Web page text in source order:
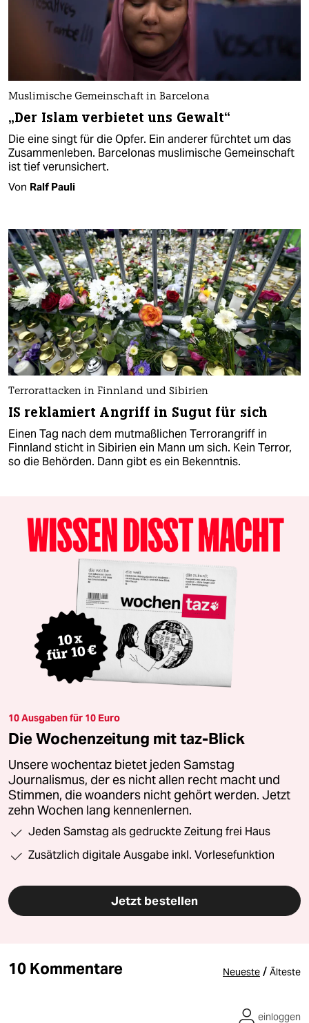
Muslimische Gemeinschaft in Barcelona
„Der Islam verbietet uns Gewalt“
Die eine singt für die Opfer. Ein anderer fürchtet um das
Zusammenleben. Barcelonas muslimische Gemeinschaft
ist tief verunsichert.
Von Ralf Pauli
Terrorattacken in Finnland und Sibirien
IS reklamiert Angriff in Sugut für sich
Einen Tag nach dem mutmaßlichen Terrorangriff in
Finnland sticht in Sibirien ein Mann um sich. Kein Terror,
so die Behörden. Dann gibt es ein Bekenntnis.
10 Ausgaben für 10 Euro
Die Wochenzeitung mit taz-Blick
Unsere wochentaz bietet jeden Samstag
Journalismus, der es nicht allen recht macht und
Stimmen, die woanders nicht gehört werden. Jetzt
zehn Wochen lang kennenlernen.
Jeden Samstag als gedruckte Zeitung frei Haus
Zusätzlich digitale Ausgabe inkl. Vorlesefunktion
Jetzt bestellen
10 Kommentare Neueste / Älteste
einloggen